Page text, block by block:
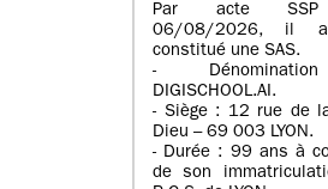
Par acte
06/08/2026, il
constitué une SAS.
-
DIGISCHOOL.AI.
- Siège : 12 rue de
Dieu – 69 003 LYON.
- Durée : 99 ans à
de son